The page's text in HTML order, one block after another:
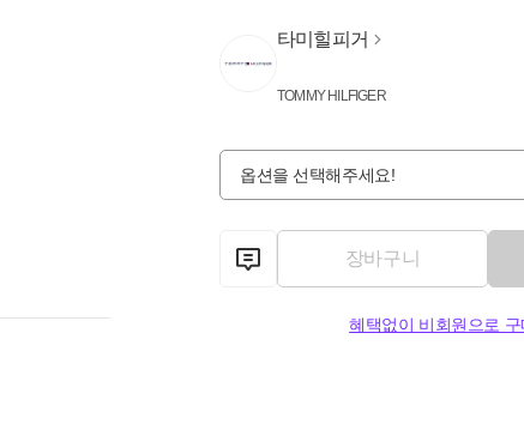
타미힐피거
TOMMY HILFIGER
옵션을 선택해주세요!
장바구니
혜택없이 비회원으로 구